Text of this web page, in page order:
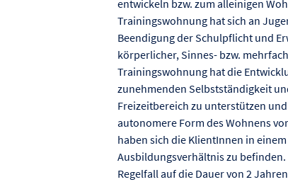
entwickeln bzw. zum alleinigen
Trainingswohnung hat sich an
Beendigung der Schulpflicht und
körperlicher, Sinnes- bzw.
Trainingswohnung hat die
zunehmenden Selbstständigkeit
Freizeitbereich zu unterstützen
autonomere Form des Wohnens
haben sich die KlientInnen in
Ausbildungsverhältnis zu
Regelfall auf die Dauer von 2